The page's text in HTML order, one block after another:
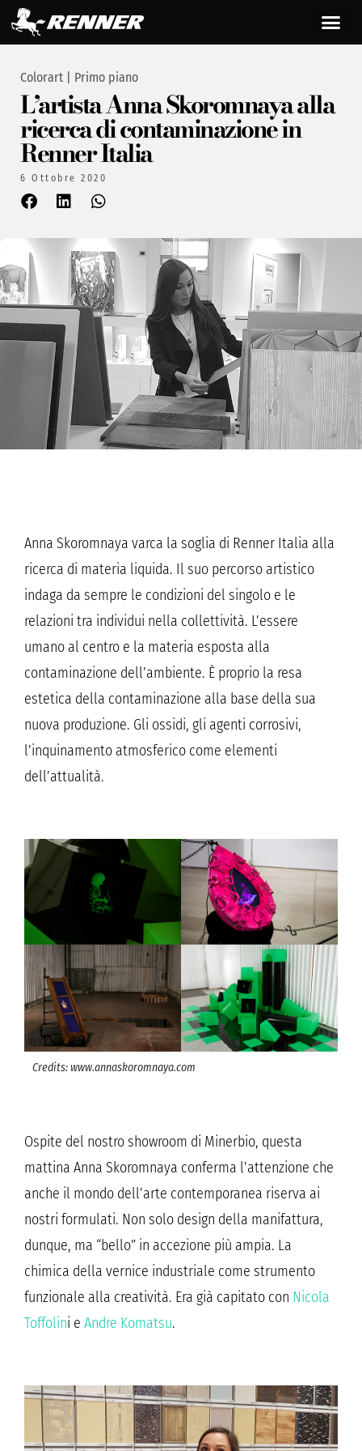
Colorart Primo piano
L’artista Anna Skoromnaya alla
ricerca di contaminazione in
Renner Italia
6 Ottobre 2020
Anna Skoromnaya varca la soglia di Renner Italia alla
ricerca di materia liquida. Il suo percorso artistico
indaga da sempre le condizioni del singolo e le
relazioni tra individui nella collettività. L’essere
umano al centro e la materia esposta alla
contaminazione dell’ambiente. È proprio la resa
estetica della contaminazione alla base della sua
nuova produzione. Gli ossidi, gli agenti corrosivi,
l’inquinamento atmosferico come elementi
dell’attualità.
Credits: www.annaskoromnaya.com
Ospite del nostro showroom di Minerbio, questa
mattina Anna Skoromnaya conferma l’attenzione che
anche il mondo dell’arte contemporanea riserva ai
nostri formulati. Non solo design della manifattura,
dunque, ma “bello” in accezione più ampia. La
chimica della vernice industriale come strumento
funzionale alla creatività. Era già capitato con Nicola
Toffolini e Andre Komatsu.